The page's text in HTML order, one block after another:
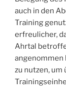
auch in den
Training
erfreulicher,
Ahrtal
angenommen
zu nutzen,